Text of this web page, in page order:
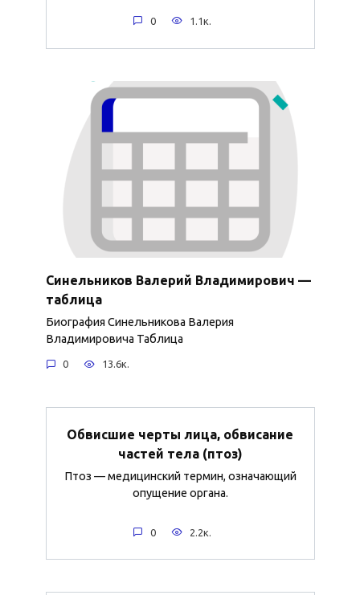
0 1.1к.
Синельников Валерий Владимирович —
таблица
Биография Синельникова Валерия
Владимировича Таблица
0 13.6к.
Обвисшие черты лица, обвисание
частей тела (птоз)
Птоз — медицинский термин, означающий
опущение органа.
0 2.2к.